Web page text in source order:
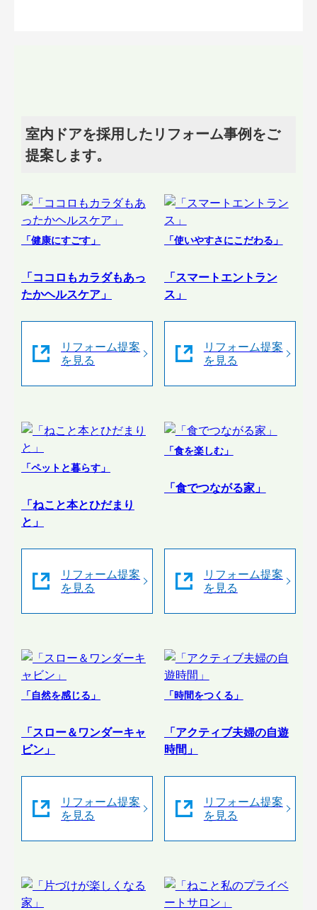
室内ドアを採用したリフォーム事例をご
提案します。
「健康にすごす」
「ココロもカラダもあっ
たかヘルスケア」
リフォーム提案
を見る
「使いやすさにこだわる」
「スマートエントラン
ス」
リフォーム提案
を見る
「ペットと暮らす」
「ねこと本とひだまり
と」
リフォーム提案
を見る
「食を楽しむ」
「食でつながる家」
リフォーム提案
を見る
「自然を感じる」
「スロー＆ワンダーキャ
ビン」
リフォーム提案
を見る
「時間をつくる」
「アクティブ夫婦の自遊
時間」
リフォーム提案
を見る